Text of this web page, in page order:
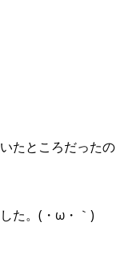
たところだったの
た。(・ω・｀)